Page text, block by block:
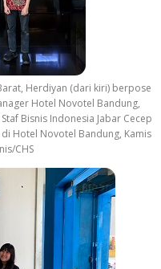
Herdiyan (dari kiri) berpose
Hotel Novotel Bandung,
Bisnis Indonesia Jabar Cecep
Hotel Novotel Bandung, Kamis
CHS